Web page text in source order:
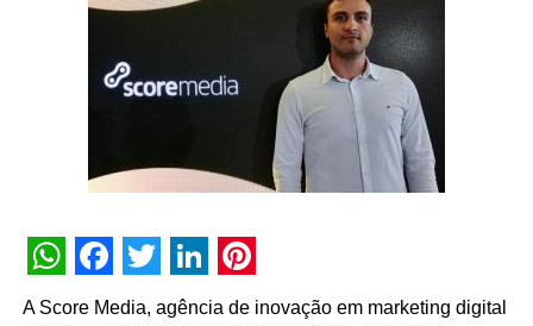
Outro pilar da parceria será a organização e
padronização de dados. “Trabalharemos para corrigir
GTM, eventos, tags e dashboards, eliminando
inconsistências e garantindo análises mais confiáveis”,
detalha o CEO. Com isso, espera-se otimizar campanhas,
aumentar tráfego no e-commerce e na loja, estimular uso
do aplicativo e oferecer relatórios sólidos para diretoria e
WhatsApp
Facebook
Twitter
LinkedIn
Pinterest
A Score Media, agência de inovação em marketing digital